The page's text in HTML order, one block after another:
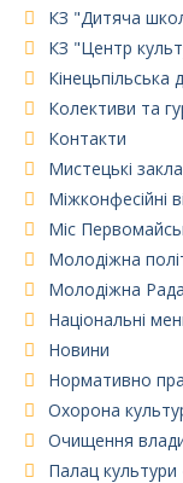
КЗ "Дитяча
КЗ "Центр
Колективи та
Контакти
Мистецькі
Міжконфесійні
Міс
Молодіжна
Молодіжна Рада
Національні
Новини
Нормативно
Охорона
Очищення
Палац культури